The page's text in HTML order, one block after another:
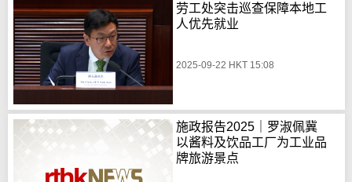
劳工处突击巡查保障本地工
人优先就业
2025-09-22 HKT 15:08
施政报告2025｜罗淑佩冀
以酱料及饮品工厂为工业品
牌旅游景点